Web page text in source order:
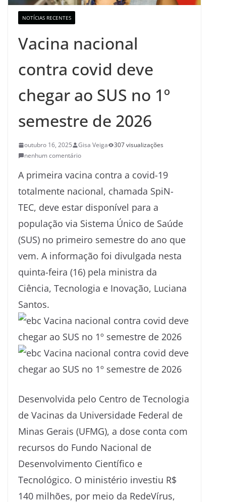
NOTÍCIAS RECENTES
Vacina nacional
contra covid deve
chegar ao SUS no 1º
semestre de 2026
outubro 16, 2025 Gisa Veiga
307 visualizações
nenhum comentário
A primeira vacina contra a covid-19
totalmente nacional, chamada SpiN-
TEC, deve estar disponível para a
população via Sistema Único de Saúde
(SUS) no primeiro semestre do ano que
vem. A informação foi divulgada nesta
quinta-feira (16) pela ministra da
Ciência, Tecnologia e Inovação, Luciana
Santos.
Desenvolvida pelo Centro de Tecnologia
de Vacinas da Universidade Federal de
Minas Gerais (UFMG), a dose conta com
recursos do Fundo Nacional de
Desenvolvimento Científico e
Tecnológico. O ministério investiu R$
140 milhões, por meio da RedeVírus,